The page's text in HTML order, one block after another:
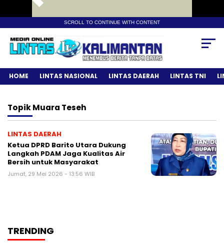
SCROLL TO CONTINUE WITH CONTENT
HOME LINTAS NASIONAL LINTAS DAERAH LINTAS TNI
TopikMuara Teseh
LINTAS DAERAH
Ketua DPRD Barito Utara Dukung
Langkah PDAM Jaga Kualitas Air
Bersih untuk Masyarakat
Jumat, 29 Mei 2026 - 13:56 WIB
TRENDING